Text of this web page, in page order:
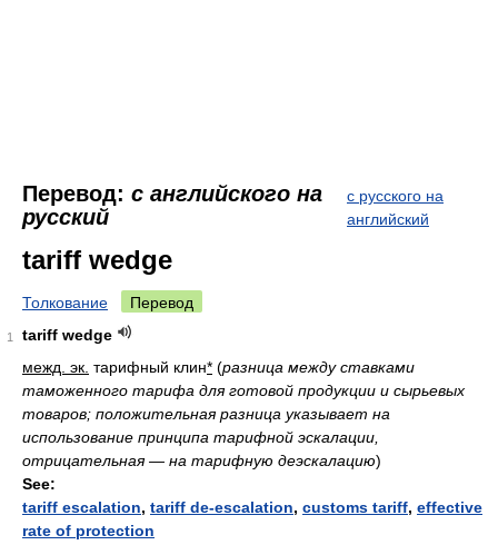
Перевод: с английского на
русский
с русского на
английский
tariff wedge
Толкование Перевод
1
tariff wedge
межд. эк. тарифный клин* (разница между ставками
таможенного тарифа для готовой продукции и сырьевых
товаров; положительная разница указывает на
использование принципа тарифной эскалации,
отрицательная — на тарифную деэскалацию)
See:
tariff escalation, tariff de-escalation, customs tariff, effective
rate of protection